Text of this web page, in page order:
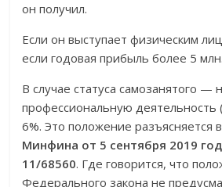
он получил.
Если он выступает физическим
если годовая прибыль более 5
В случае статуса самозанятого —
профессиональную
6%. Это положение разъясняется в
Минфина от 5 сентября 2019
11/68560. Где говорится, что
Федерального закона не